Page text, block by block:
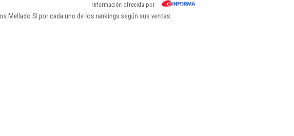
Información ofrecida por
Mellado Sl por cada uno de los rankings según sus ventas: